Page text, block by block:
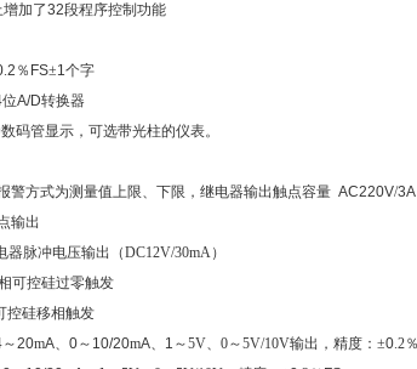
加了32段程序控制功能
.2 ％ FS±1个字
位A/D转换器
数码管显示，可选带光柱的仪表。
警方式为测量值上限、下限，继电器输出触点容量 AC220V/3A
输出
脉冲电压输出（DC12V/30mA）
可控硅过零触发
硅移相触发
～20mA、 0～ 10/20mA、 1 ～5V、0～5V/10V输出，精度：±0.2